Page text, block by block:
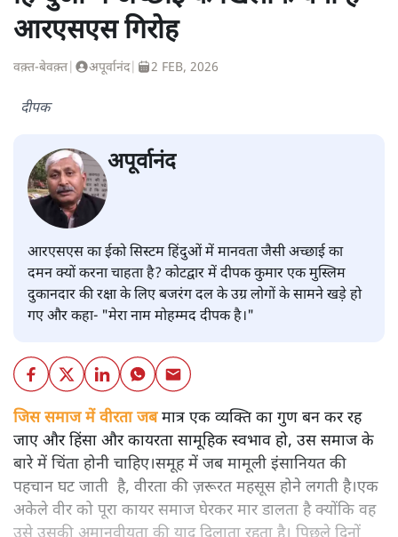
आरएसएस गिरोह
वक़्त-बेवक़्त अपूर्वानंद| 2 FEB, 2026
दीपक
अपूर्वानंद
आरएसएस का ईको सिस्टम हिंदुओं में मानवता जैसी अच्छाई का
दमन क्यों करना चाहता है? कोटद्वार में दीपक कुमार एक मुस्लिम
दुकानदार की रक्षा के लिए बजरंग दल के उग्र लोगों के सामने खड़े हो
गए और कहा- "मेरा नाम मोहम्मद दीपक है।"